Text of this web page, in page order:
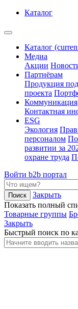
Каталог
Каталог
Медиа
Акции
Партнёрам
Продукция под
проекта
Коммуникация
Контактная
ESG
Экология
персоналом
развитии за
охране труда
Войти b2b портал
Закрыть
Показать полный
Товарные группы
Закрыть
Быстрый поиск по